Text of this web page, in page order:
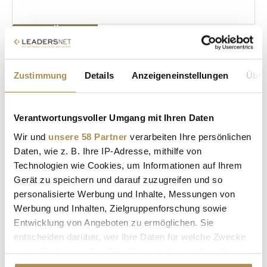
Zustimmung Details Anzeigeneinstellungen
Verantwortungsvoller Umgang mit Ihren Daten
Wir und unsere 58 Partner verarbeiten Ihre persönlichen
Daten, wie z. B. Ihre IP-Adresse, mithilfe von
Technologien wie Cookies, um Informationen auf Ihrem
Gerät zu speichern und darauf zuzugreifen und so
personalisierte Werbung und Inhalte, Messungen von
Werbung und Inhalten, Zielgruppenforschung sowie
Entwicklung von Angeboten zu ermöglichen. Sie
entscheiden darüber, wer Ihre Daten für welche Zwecke
ABSENDEN
LAUTSCHALTEN